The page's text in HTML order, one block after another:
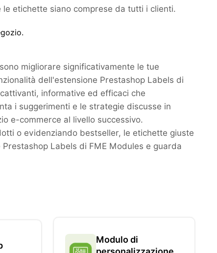
etichette siano comprese da tutti i clienti.
migliorare significativamente le tue
dell'estensione Prestashop Labels di
informative ed efficaci che
i suggerimenti e le strategie discusse in
e-commerce al livello successivo.
o evidenziando bestseller, le etichette giuste
Labels di FME Modules e guarda
Modulo di